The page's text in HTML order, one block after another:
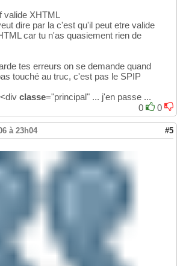
valide XHTML
dire par la c'est qu'il peut etre valide
car tu n'as quasiement rien de
tes erreurs on se demande quand
touché au truc, c'est pas le SPIP
classe="principal" ... j'en passe ...
0
0
à 23h04 #5